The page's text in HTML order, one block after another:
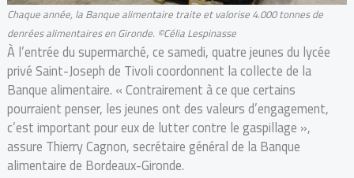
Chaque année, la Banque alimentaire traite et valorise 4.000 tonnes de
denrées alimentaires en Gironde. ©Célia Lespinasse
À l’entrée du supermarché, ce samedi, quatre jeunes du lycée
privé Saint-Joseph de Tivoli coordonnent la collecte de la
Banque alimentaire. « Contrairement à ce que certains
pourraient penser, les jeunes ont des valeurs d’engagement,
c’est important pour eux de lutter contre le gaspillage »,
assure Thierry Cagnon, secrétaire général de la Banque
alimentaire de Bordeaux-Gironde.